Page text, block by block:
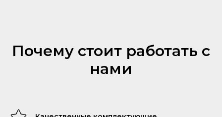
Почему стоит работать с
нами